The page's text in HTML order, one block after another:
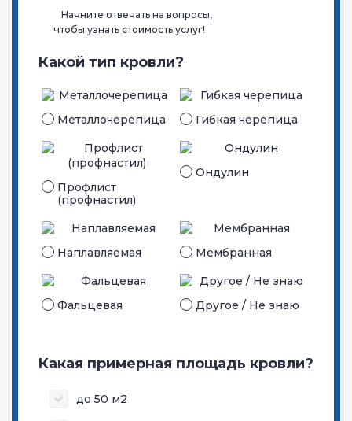
Начните отвечать на вопросы,
чтобы узнать стоимость услуг!
Какой тип кровли?
Металло­черепица Гибкая черепица
Профлист
(профнастил)
Ондулин
Наплавляемая Мембранная
Фальцевая Другое / Не знаю
Какая примерная площадь кровли?
до 50 м2